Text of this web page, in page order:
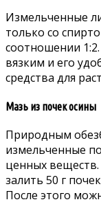
Измельченные
только со
соотношении
вязким и его
средства для
Мазь из почек осины
Природным
измельченные
ценных
залить 50 г
После этого